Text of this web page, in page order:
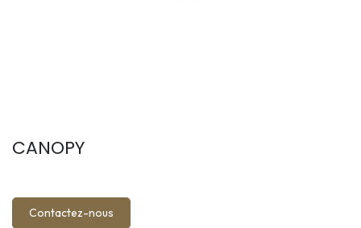
CANOPY
Contactez-nous